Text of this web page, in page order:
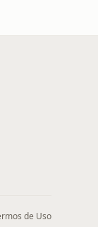
de Uso